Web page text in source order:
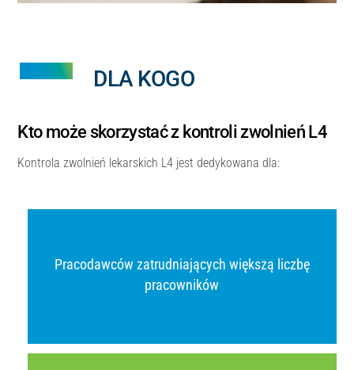
DLA KOGO
Kto może skorzystać z kontroli zwolnień L4
Kontrola zwolnień lekarskich L4 jest dedykowana dla:
Pracodawców zatrudniających większą liczbę
pracowników